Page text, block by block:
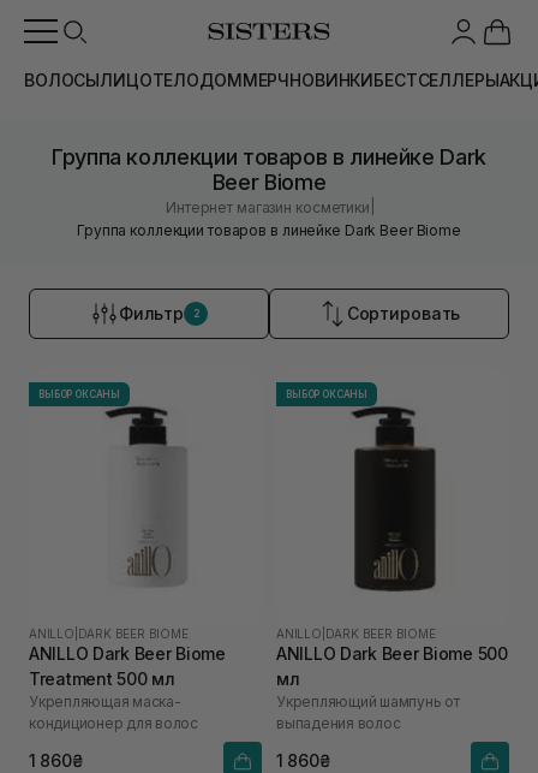
ВОЛОСЫЛИЦОТЕЛОДОММЕРЧНОВИНКИБЕСТСЕЛЛЕРЫ
Группа коллекции товаров в линейке Dark
Beer Biome
Интернет магазин косметики
Группа коллекции товаров в линейке Dark Beer Biome
Фильтр 2 Сортировать
ВЫБОР ОКСАНЫ
ANILLO DARK BEER BIOME
ANILLO Dark Beer Biome
Treatment 500 мл
Укрепляющая маска-
кондиционер для волос
1 860₴
ВЫБОР ОКСАНЫ
ANILLO DARK BEER BIOME
ANILLO Dark Beer Biome 500
мл
Укрепляющий шампунь от
выпадения волос
1 860₴